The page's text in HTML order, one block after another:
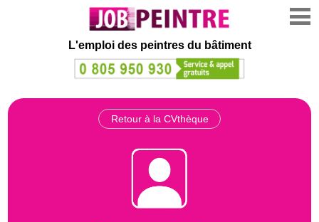
L'emploi des peintres du bâtiment
Retour à la CVthèque